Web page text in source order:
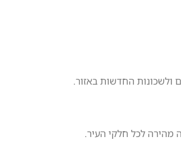
ולשכונות החדשות באזור.
מהירה לכל חלקי העיר.